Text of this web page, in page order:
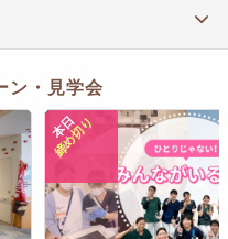
ン・見学会
本日
締め切り